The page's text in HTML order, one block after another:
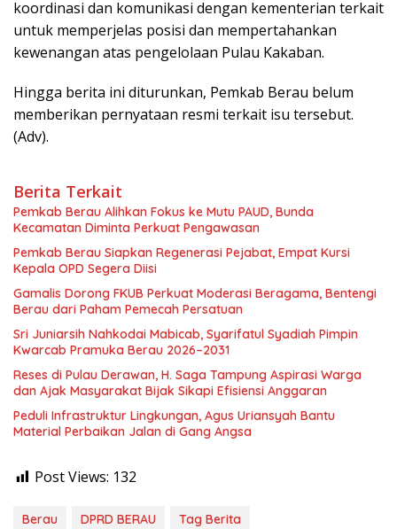
koordinasi dan komunikasi dengan kementerian terkait
untuk memperjelas posisi dan mempertahankan
kewenangan atas pengelolaan Pulau Kakaban.
Hingga berita ini diturunkan, Pemkab Berau belum
memberikan pernyataan resmi terkait isu tersebut.
(Adv).
Berita Terkait
Pemkab Berau Alihkan Fokus ke Mutu PAUD, Bunda
Kecamatan Diminta Perkuat Pengawasan
Pemkab Berau Siapkan Regenerasi Pejabat, Empat Kursi
Kepala OPD Segera Diisi
Gamalis Dorong FKUB Perkuat Moderasi Beragama, Bentengi
Berau dari Paham Pemecah Persatuan
Sri Juniarsih Nahkodai Mabicab, Syarifatul Syadiah Pimpin
Kwarcab Pramuka Berau 2026–2031
Reses di Pulau Derawan, H. Saga Tampung Aspirasi Warga
dan Ajak Masyarakat Bijak Sikapi Efisiensi Anggaran
Peduli Infrastruktur Lingkungan, Agus Uriansyah Bantu
Material Perbaikan Jalan di Gang Angsa
Post Views: 132
Berau DPRD BERAU Tag Berita